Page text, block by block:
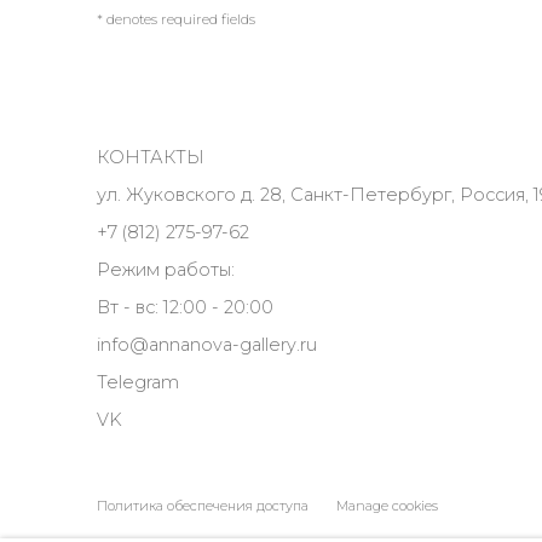
* denotes required fields
КОНТАКТЫ
ул. Жуковского д. 28, Санкт-Петербург, Россия,
+7 (812) 275-97-62
Режим работы:
Вт - вс: 12:00 - 20:00
info@annanova-gallery.ru
Telegram
VK
Политика обеспечения доступа Manage cookies